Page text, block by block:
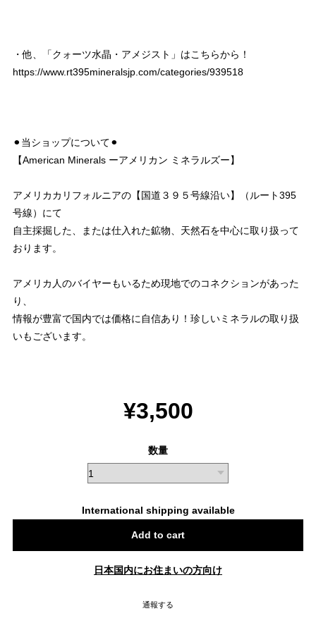
・他、「クォーツ水晶・アメジスト」はこちらから！
https://www.rt395mineralsjp.com/categories/939518
⚫︎当ショップについて⚫︎
【American Minerals ーアメリカン ミネラルズー】
アメリカカリフォルニアの【国道３９５号線沿い】（ルート395
号線）にて
自主採掘した、または仕入れた鉱物、天然石を中心に取り扱って
おります。
アメリカ人のバイヤーもいるため現地でのコネクションがあった
り、
情報が豊富で国内では価格に自信あり！珍しいミネラルの取り扱
いもございます。
¥3,500
数量
International shipping available
Add to cart
日本国内にお住まいの方向け
通報する